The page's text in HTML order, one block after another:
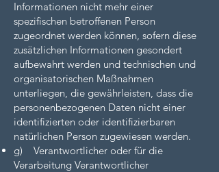
Informationen nicht mehr einer
spezifischen betroffenen Person
zugeordnet werden können, sofern diese
zusätzlichen Informationen gesondert
aufbewahrt werden und technischen und
organisatorischen Maßnahmen
unterliegen, die gewährleisten, dass die
personenbezogenen Daten nicht einer
identifizierten oder identifizierbaren
natürlichen Person zugewiesen werden.
g) Verantwortlicher oder für die
Verarbeitung Verantwortlicher